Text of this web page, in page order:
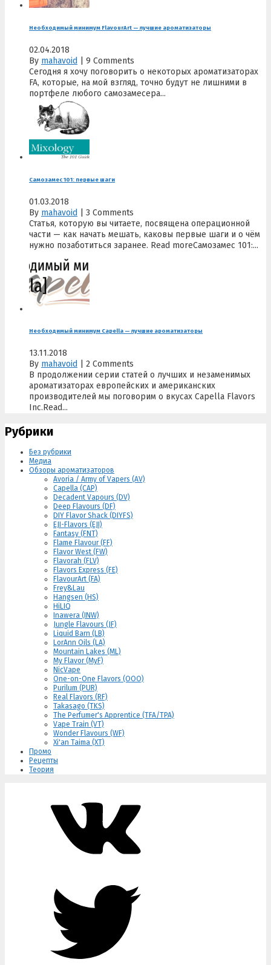
Необходимый минимум FlavourArt — лучшие ароматизаторы
02.04.2018
By mahavoid
9 Comments
Сегодня я хочу поговорить о некоторых ароматизаторах
FA, которые, на мой взгляд, точно будут не лишними в
портфеле любого самозамесера...
Самозамес 101: первые шаги
01.03.2018
By mahavoid
3 Comments
Статья, которую вы читаете, посвящена операционной
части — как начать мешать, каковы первые шаги и о чём
нужно позаботиться заранее. Read moreСамозамес 101:...
Необходимый минимум Capella — лучшие ароматизаторы
13.11.2018
By mahavoid
2 Comments
В продолжении серии статей о лучших и незаменимых
ароматизаторах европейских и американских
производителей мы поговорим о вкусах Capella Flavors
Inc.Read...
Рубрики
Без рубрики
Медиа
Обзоры ароматизаторов
Avoria / Army of Vapers (AV)
Capella (CAP)
Decadent Vapours (DV)
Deep Flavours (DF)
DIY Flavor Shack (DIYFS)
EJI-Flavors (EJI)
Fantasy (FNT)
Flame Flavour (FF)
Flavor West (FW)
Flavorah (FLV)
Flavors Express (FE)
FlavourArt (FA)
Frey&Lau
Hangsen (HS)
HiLIQ
Inawera (INW)
Jungle Flavours (JF)
Liquid Barn (LB)
LorAnn Oils (LA)
Mountain Lakes (ML)
My Flavor (MyF)
NicVape
One-on-One Flavors (OOO)
Purilum (PUR)
Real Flavors (RF)
Takasago (TKS)
The Perfumer's Apprentice (TFA/TPA)
Vape Train (VT)
Wonder Flavours (WF)
Xi'an Taima (XT)
Промо
Рецепты
Теория